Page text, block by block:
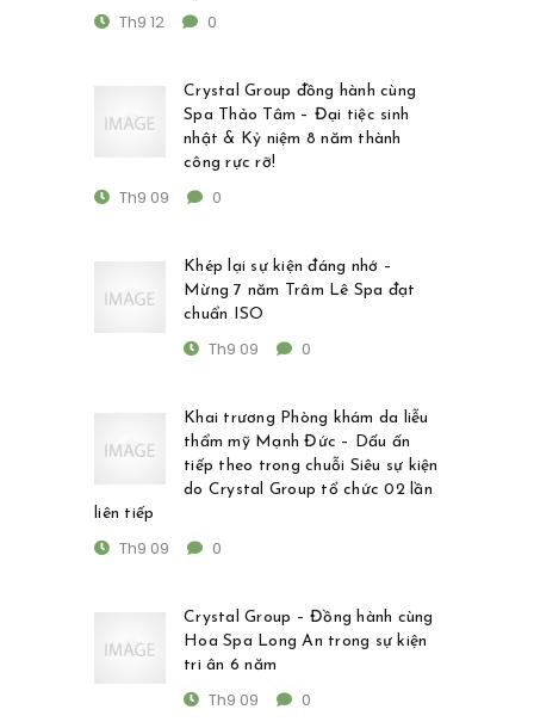
Th9 12 0
Crystal Group đồng hành cùng
Spa Thảo Tâm – Đại tiệc sinh
nhật & Kỷ niệm 8 năm thành
công rực rỡ!
Th9 09 0
Khép lại sự kiện đáng nhớ –
Mừng 7 năm Trâm Lê Spa đạt
chuẩn ISO
Th9 09 0
Khai trương Phòng khám da liễu
thẩm mỹ Mạnh Đức – Dấu ấn
tiếp theo trong chuỗi Siêu sự kiện
do Crystal Group tổ chức 02 lần
liên tiếp
Th9 09 0
Crystal Group – Đồng hành cùng
Hoa Spa Long An trong sự kiện
tri ân 6 năm
Th9 09 0